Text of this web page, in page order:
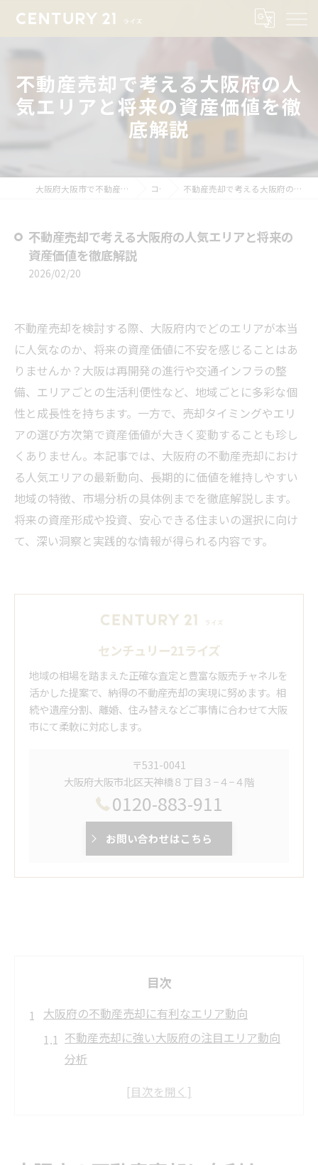
不動産売却で考える大阪府の人
気エリアと将来の資産価値を徹
底解説
大阪府大阪市で不動産売却ならセンチュリー21ライズ コラム 不動産売却で考える大阪府の人気エリアと将来の資産価値を徹底解説
不動産売却で考える大阪府の人気エリアと将来の
資産価値を徹底解説
2026/02/20
不動産売却を検討する際、大阪府内でどのエリアが本当
に人気なのか、将来の資産価値に不安を感じることはあ
りませんか？大阪は再開発の進行や交通インフラの整
備、エリアごとの生活利便性など、地域ごとに多彩な個
性と成長性を持ちます。一方で、売却タイミングやエリ
アの選び方次第で資産価値が大きく変動することも珍し
くありません。本記事では、大阪府の不動産売却におけ
る人気エリアの最新動向、長期的に価値を維持しやすい
地域の特徴、市場分析の具体例までを徹底解説します。
将来の資産形成や投資、安心できる住まいの選択に向け
て、深い洞察と実践的な情報が得られる内容です。
センチュリー21ライズ
地域の相場を踏まえた正確な査定と豊富な販売チャネルを
活かした提案で、納得の不動産売却の実現に努めます。相
続や遺産分割、離婚、住み替えなどご事情に合わせて大阪
市にて柔軟に対応します。
〒531-0041
大阪府大阪市北区天神橋８丁目３−４−４階
0120-883-911
お問い合わせはこちら
目次
大阪府の不動産売却に有利なエリア動向
不動産売却に強い大阪府の注目エリア動向
分析
地価上昇が期待できる大阪府の売却有利地